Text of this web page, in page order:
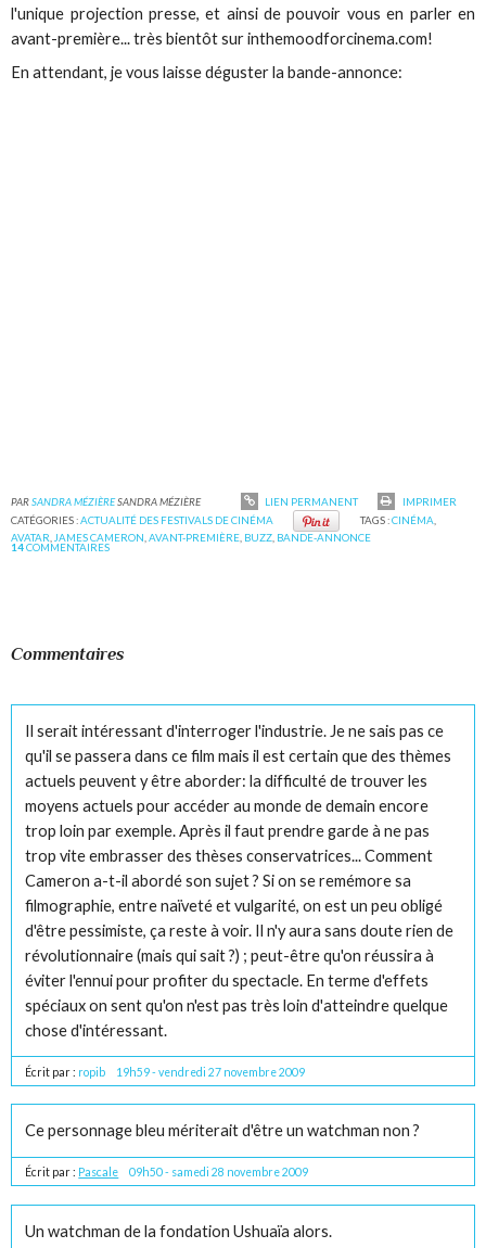
l'unique projection presse, et ainsi de pouvoir vous en parler en
avant-première... très bientôt sur inthemoodforcinema.com!
En attendant, je vous laisse déguster la bande-annonce:
PARSANDRA MÉZIÈRESANDRA MÉZIÈRE LIEN PERMANENT
IMPRIMER
CATÉGORIES :ACTUALITÉ DES FESTIVALS DE CINÉMA TAGS :CINÉMA
AVATAR JAMES CAMERON ,AVANT-PREMIÈRE BUZZ BANDE-ANNONCE
14COMMENTAIRES
Commentaires
Il serait intéressant d'interroger l'industrie. Je ne sais pas ce
qu'il se passera dans ce film mais il est certain que des thèmes
actuels peuvent y être aborder: la difficulté de trouver les
moyens actuels pour accéder au monde de demain encore
trop loin par exemple. Après il faut prendre garde à ne pas
trop vite embrasser des thèses conservatrices... Comment
Cameron a-t-il abordé son sujet ? Si on se remémore sa
filmographie, entre naïveté et vulgarité, on est un peu obligé
d'être pessimiste, ça reste à voir. Il n'y aura sans doute rien de
révolutionnaire (mais qui sait ?) ; peut-être qu'on réussira à
éviter l'ennui pour profiter du spectacle. En terme d'effets
spéciaux on sent qu'on n'est pas très loin d'atteindre quelque
chose d'intéressant.
Écrit par : ropib 19h59-vendredi 27 novembre 2009
Ce personnage bleu mériterait d'être un watchman non ?
Écrit par : Pascale 09h50- samedi 28 novembre 2009
Un watchman de la fondation Ushuaïa alors.